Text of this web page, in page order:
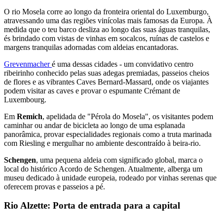
O rio Mosela corre ao longo da fronteira oriental do Luxemburgo,
atravessando uma das regiões vinícolas mais famosas da Europa. À
medida que o teu barco desliza ao longo das suas águas tranquilas,
és brindado com vistas de vinhas em socalcos, ruínas de castelos e
margens tranquilas adornadas com aldeias encantadoras.
Grevenmacheré uma dessas cidades - um convidativo centro
ribeirinho conhecido pelas suas adegas premiadas, passeios cheios
de flores e as vibrantes Caves Bernard-Massard, onde os viajantes
podem visitar as caves e provar o espumante Crémant de
Luxembourg.
Em Remich, apelidada de "Pérola do Mosela", os visitantes podem
caminhar ou andar de bicicleta ao longo de uma esplanada
panorâmica, provar especialidades regionais como a truta marinada
com Riesling e mergulhar no ambiente descontraído à beira-rio.
Schengen, uma pequena aldeia com significado global, marca o
local do histórico Acordo de Schengen. Atualmente, alberga um
museu dedicado à unidade europeia, rodeado por vinhas serenas que
oferecem provas e passeios a pé.
Rio Alzette: Porta de entrada para a capital